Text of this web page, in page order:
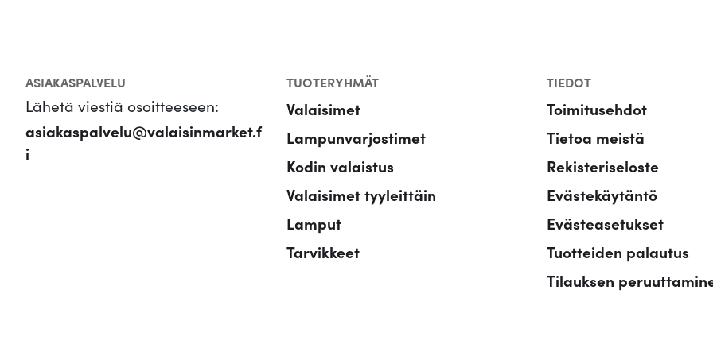
ASIAKASPALVELU
Lähetä viestiä osoitteeseen:
asiakaspalvelu@valaisinmarket.f
i
TUOTERYHMÄT
Valaisimet
Lampunvarjostimet
Kodin valaistus
Valaisimet tyyleittäin
Lamput
Tarvikkeet
TIEDOT
Toimitusehdot
Tietoa meistä
Rekisteriseloste
Evästekäytäntö
Evästeasetukset
Tuotteiden palautus
Tilauksen